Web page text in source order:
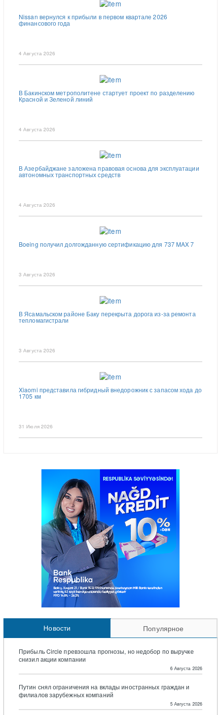
Nissan вернулся к прибыли в первом квартале 2026
финансового года
4 Августа 2026
В Бакинском метрополитене стартует проект по разделению
Красной и Зеленой линий
4 Августа 2026
В Азербайджане заложена правовая основа для эксплуатации
автономных транспортных средств
4 Августа 2026
Boeing получил долгожданную сертификацию для 737 MAX 7
3 Августа 2026
В Ясамальском районе Баку перекрыта дорога из-за ремонта
тепломагистрали
3 Августа 2026
Xiaomi представила гибридный внедорожник с запасом хода до
1705 км
31 Июля 2026
Новости Популярное
Прибыль Circle превзошла прогнозы, но недобор по выручке
снизил акции компании
6 Августа 2026
Путин снял ограничения на вклады иностранных граждан и
филиалов зарубежных компаний
5 Августа 2026